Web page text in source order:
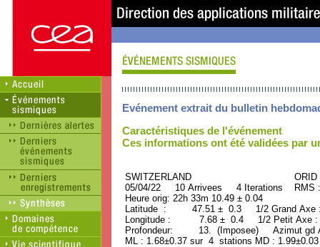
Evénement extrait du bulletin
Caractéristiques de l'événement
Ces informations ont été validées par
SWITZERLAND ORID :
05/04/22 10 Arrivees 4 Iterations RMS
Heure orig: 22h 33m 10.49 ± 0.04
Latitude : 47.51 ± 0.3 1/2 Grand
Longitude : 7.68 ± 0.4 1/2 Petit Axe
Profondeur: 13. (Imposee) Azimut gd
ML : 1.68±0.37 sur 4 stations MD :